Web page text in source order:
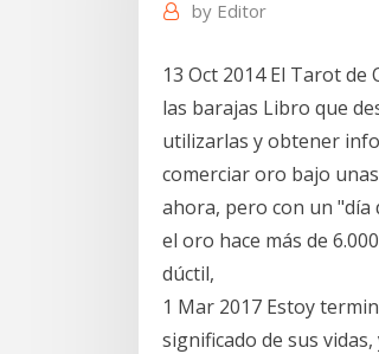
by Editor
13 Oct 2014 El Tarot
las barajas Libro que
utilizarlas y obtener
comerciar oro bajo
ahora, pero con un "día
el oro hace más de
dúctil,
1 Mar 2017 Estoy
significado de sus